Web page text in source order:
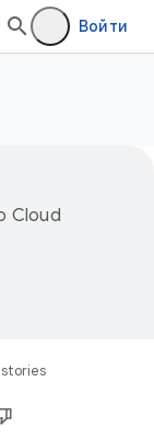
Войти
Cloud